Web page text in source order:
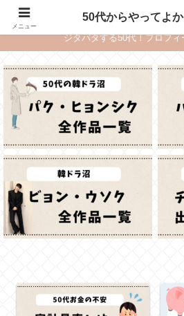
〜韓ドラ沼・ご褒美旅・推しサービ
ジタバタする50代！プロフ
メニュー
50代からやってよ